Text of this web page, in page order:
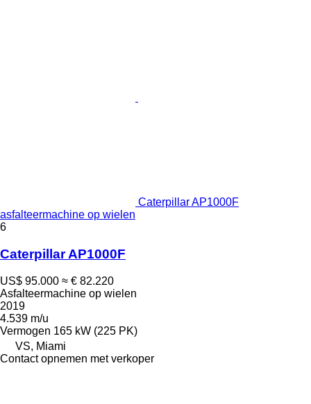
Caterpillar AP1000F
asfalteermachine op wielen
6
Caterpillar AP1000F
US$ 95.000 ≈ € 82.220
Asfalteermachine op wielen
2019
4.539 m/u
Vermogen 165 kW (225 PK)
VS, Miami
Contact opnemen met verkoper